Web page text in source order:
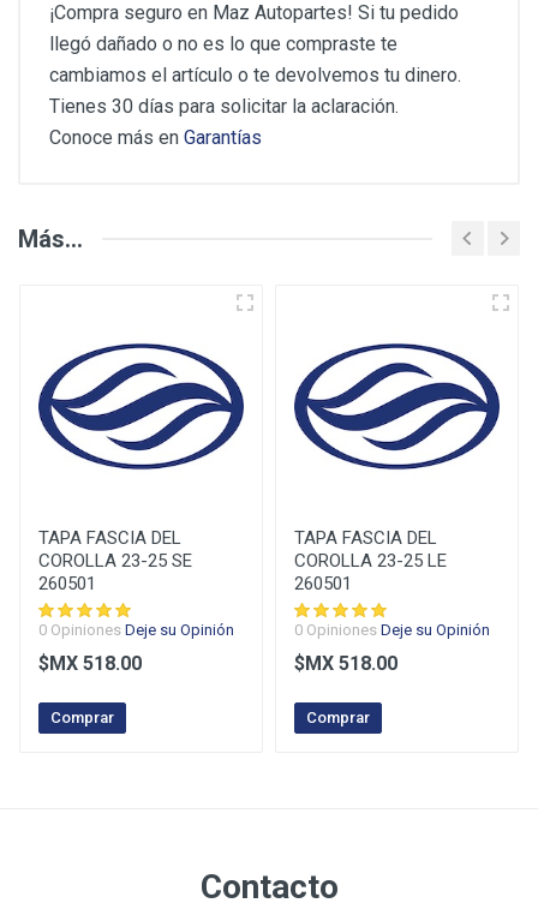
¡Compra seguro en Maz Autopartes! Si tu pedido
llegó dañado o no es lo que compraste te
cambiamos el artículo o te devolvemos tu dinero.
Tienes 30 días para solicitar la aclaración.
Conoce más en Garantías
Deje su Opinión
Puntuación
Su E-Mail
Más...
TAPA FASCIA DEL
COROLLA 23-25 SE
260501
0 Opiniones Deje su Opinión
$MX 518.00
Comprar
TAPA FASCIA DEL
COROLLA 23-25 LE
260501
0 Opiniones Deje su Opinión
$MX 518.00
Comprar
Contacto